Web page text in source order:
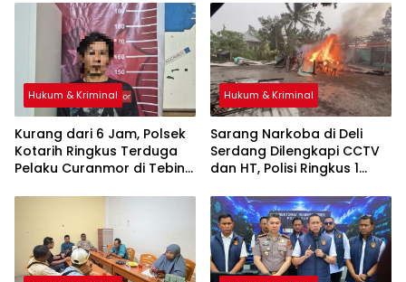
Hukum & Kriminal
Kurang dari 6 Jam, Polsek
Kotarih Ringkus Terduga
Pelaku Curanmor di Tebing
Hukum & Kriminal
Sarang Narkoba di Deli
Serdang Dilengkapi CCTV
dan HT, Polisi Ringkus 1